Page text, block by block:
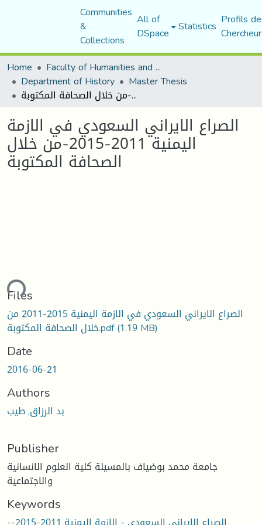
Communities
&
Collections
All of
DSpace Statistics Profils
Home
Faculty of Humanities and Social Sciences
Department of History Master Thesis
الصراع الايراني السعودي في الازمة اليمنية 2011-2015-من خلال الصحافة المكتوبة
الصراع الايراني السعودي في الازمة
اليمنية 2011-2015-من خلال
الصحافة المكتوبة
Files
الصراع الايراني السعودي في الازمة اليمنية 2015-2011 من
خلال الصحافة المكتوبة.pdf(1.19 MB)
Date
2016-06-21
Authors
بد الرزاق, طيب
Publisher
جامعة محمد بوضياف بالمسيلة كلية العلوم الانسانية
والاجتماعية
Keywords